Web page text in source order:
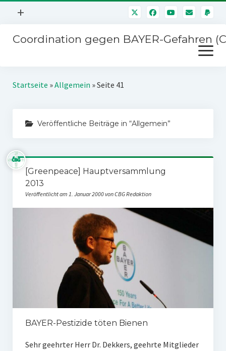
Menü
+
Mitmachen
Störfälle
Coordination gegen BAYER-Gefahren
Menü
öffnen
Kampagnen
Stichwort BAYER
SPENDEN
Startseite »Allgemein »Seite 41
Veröffentliche Beiträge in “Allgemein”
[Greenpeace] Hauptversammlung
2013
Veröffentlicht am 1. Januar 2000 von CBG Redaktion
BAYER-Pestizide töten Bienen
Sehr geehrter Herr Dr. Dekkers, geehrte Mitglieder